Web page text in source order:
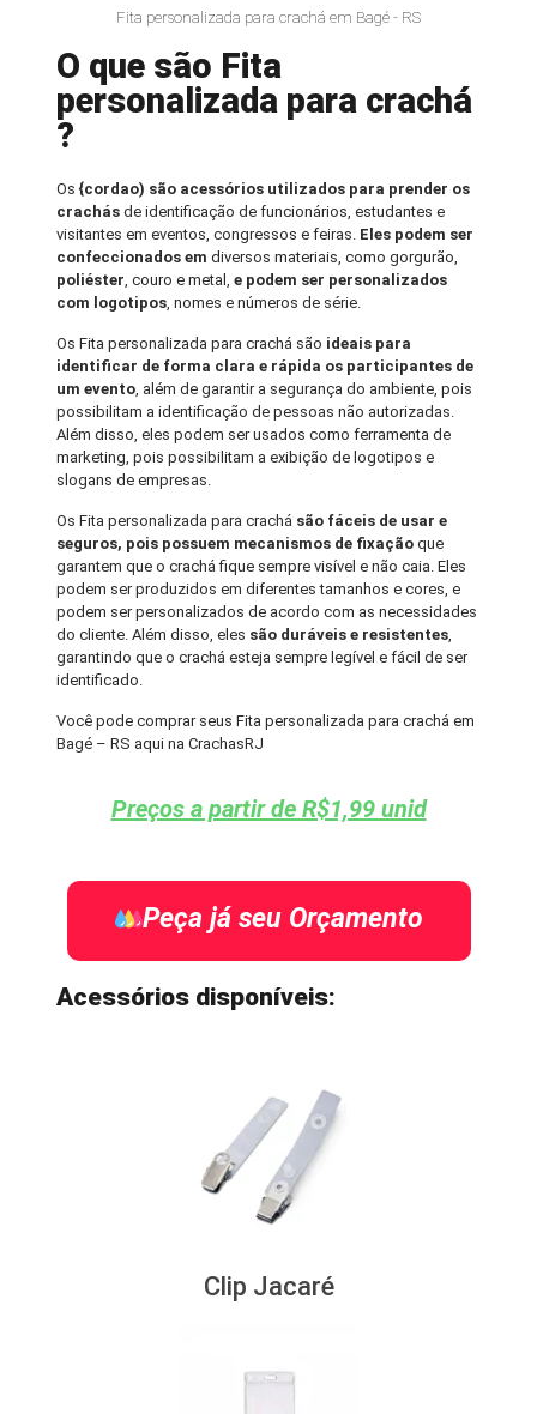
Fita personalizada para crachá em Bagé - RS
O que são Fita
personalizada para crachá
?
Os {cordao) são acessórios utilizados para prender os
crachás de identificação de funcionários, estudantes e
visitantes em eventos, congressos e feiras. Eles podem ser
confeccionados emdiversos materiais, como gorgurão,
poliéster, couro e metal,e podem ser personalizados
com logotipos, nomes e números de série.
Os Fita personalizada para crachá são ideais para
identificar de forma clara e rápida os participantes de
um evento, além de garantir a segurança do ambiente, pois
possibilitam a identificação de pessoas não autorizadas.
Além disso, eles podem ser usados como ferramenta de
marketing, pois possibilitam a exibição de logotipos e
slogans de empresas.
Os Fita personalizada para crachá são fáceis de usar e
seguros, pois possuem mecanismos de fixação que
garantem que o crachá fique sempre visível e não caia. Eles
podem ser produzidos em diferentes tamanhos e cores, e
podem ser personalizados de acordo com as necessidades
do cliente. Além disso, eles são duráveis e resistentes,
garantindo que o crachá esteja sempre legível e fácil de ser
identificado.
Você pode comprar seus Fita personalizada para crachá em
Bagé – RS aqui na CrachasRJ
Preços a partir de R$1,99 unid
Peça já seu Orçamento
Acessórios disponíveis:
Clip Jacaré